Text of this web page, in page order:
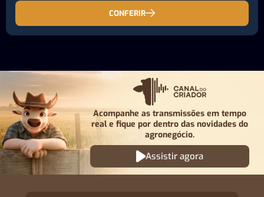
CONFERIR
Acompanhe as transmissões em tempo
real e fique pordentro das novidades do
agronegócio.
Assistir agora